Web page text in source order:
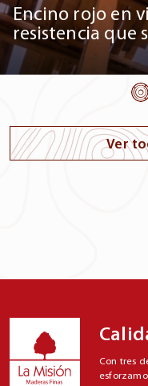
Madera de
para puertas y
Ver
Con tres